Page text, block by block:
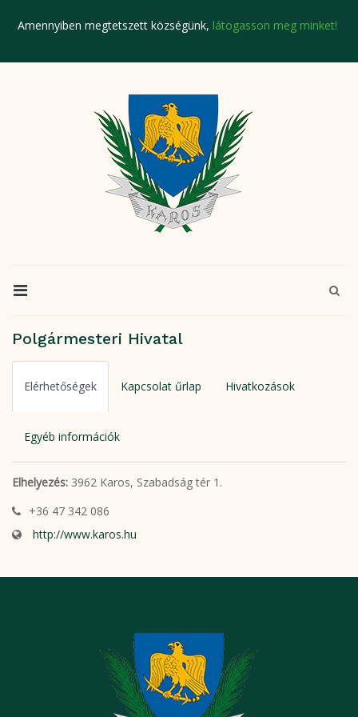
Amennyiben megtetszett községünk, látogasson meg minket!
Polgármesteri Hivatal
Elérhetőségek Kapcsolat űrlap Hivatkozások
Egyéb információk
Elhelyezés: 3962 Karos, Szabadság tér 1.
+36 47 342 086
http://www.karos.hu